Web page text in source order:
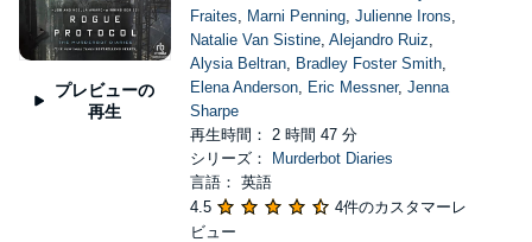
プレビューの
再生
Fraites, Marni Penning, Julienne Irons,
Natalie Van Sistine, Alejandro Ruiz,
Alysia Beltran, Bradley Foster Smith,
Elena Anderson, Eric Messner, Jenna
Sharpe
再生時間： 2 時間 47 分
シリーズ：
Murderbot Diaries
言語： 英語
4.5
4件のカスタマーレ
ビュー